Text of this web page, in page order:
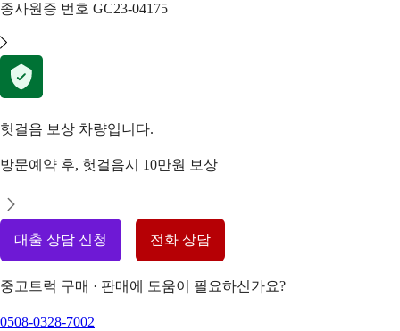
종사원증 번호 GC23-04175
헛걸음 보상 차량입니다.
방문예약 후, 헛걸음시 10만원 보상
대출 상담 신청 전화 상담
중고트럭 구매 · 판매에 도움이 필요하신가요?
0508-0328-7002